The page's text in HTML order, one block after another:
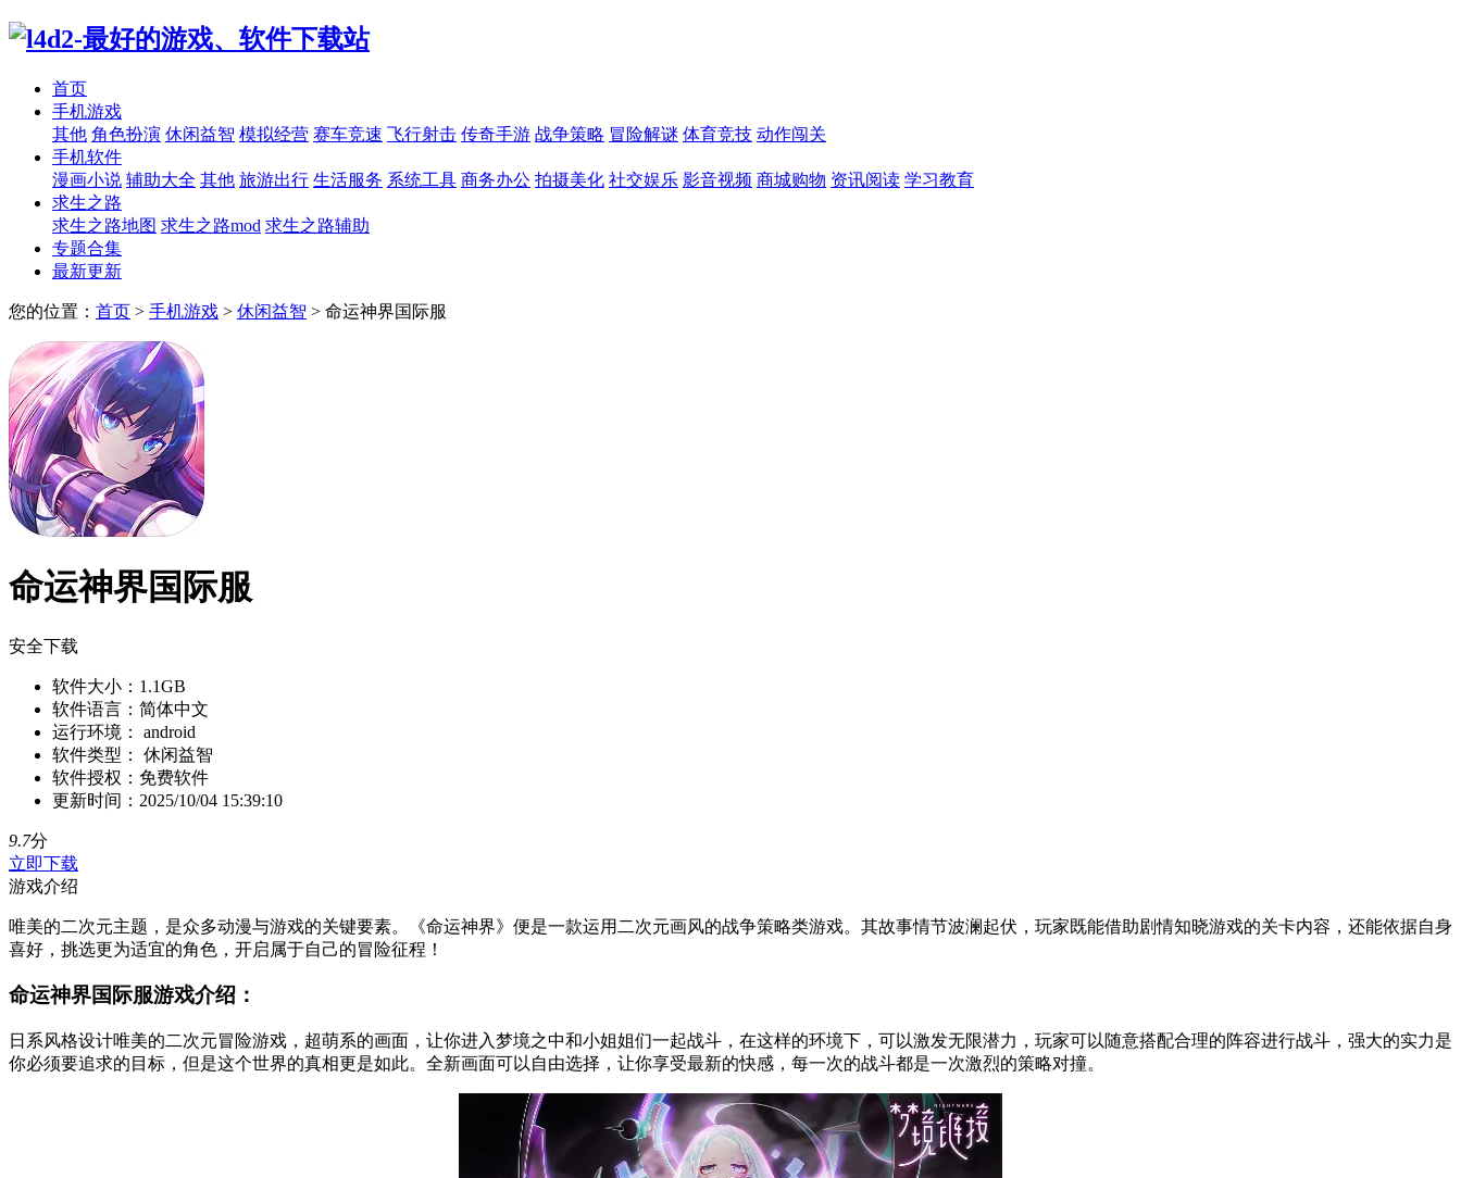
首页
手机游戏
其他 角色扮演 休闲益智 模拟经营 赛车竞速 飞行射击 传奇手游 战争策略 冒险解谜 体育竞技 动作闯关
手机软件
漫画小说 辅助大全 其他 旅游出行 生活服务 系统工具 商务办公 拍摄美化 社交娱乐 影音视频 商城购物 资讯阅读 学习教育
求生之路
求生之路地图 求生之路mod 求生之路辅助
专题合集
最新更新
您的位置： 首页 > 手机游戏 > 休闲益智 > 命运神界国际服
命运神界国际服
安全下载
软件大小： 1.1GB
软件语言： 简体中文
运行环境： android
软件类型： 休闲益智
软件授权： 免费软件
更新时间： 2025/10/04 15:39:10
9.7分
立即下载
游戏介绍
唯美的二次元主题，是众多动漫与游戏的关键要素。《命运神界》便是一款运用二次元画风的战争策略类游戏。其故事情节波澜起伏，玩家既能借助剧情知晓游戏的关卡内容，还能依据自身
喜好，挑选更为适宜的角色，开启属于自己的冒险征程！
命运神界国际服游戏介绍：
日系风格设计唯美的二次元冒险游戏，超萌系的画面，让你进入梦境之中和小姐姐们一起战斗，在这样的环境下，可以激发无限潜力，玩家可以随意搭配合理的阵容进行战斗，强大的实力是
你必须要追求的目标，但是这个世界的真相更是如此。全新画面可以自由选择，让你享受最新的快感，每一次的战斗都是一次激烈的策略对撞。